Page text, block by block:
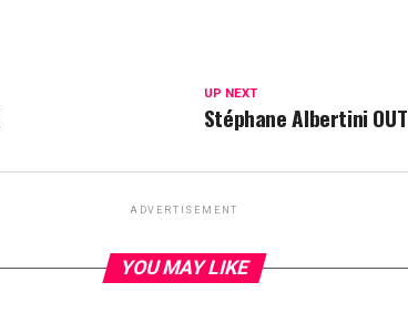
UP NEXT
Stéphane Albertini OUT
ADVERTISEMENT
YOU MAY LIKE